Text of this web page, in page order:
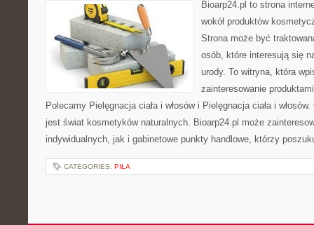
Bioarp24.pl to strona
wokół produktów
Strona może być
osób, które interesują się
urody. To witryna, która
zainteresowanie
Polecamy Pielęgnacja ciała i włosów i Pielęgnacja ciała i
jest świat kosmetyków naturalnych. Bioarp24.pl może
indywidualnych, jak i gabinetowe punkty handlowe, którzy
CATEGORIES: PIŁA